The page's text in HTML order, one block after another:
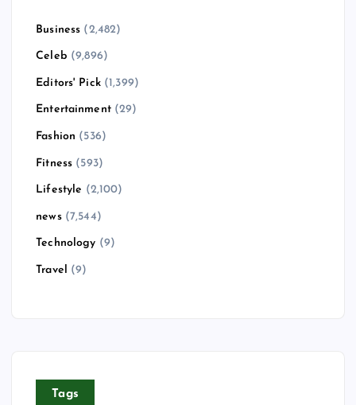
Business (2,482)
Celeb (9,896)
Editors' Pick(1,399)
Entertainment(29)
Fashion (536)
Fitness (593)
Lifestyle (2,100)
news(7,544)
Technology (9)
Travel (9)
Tags